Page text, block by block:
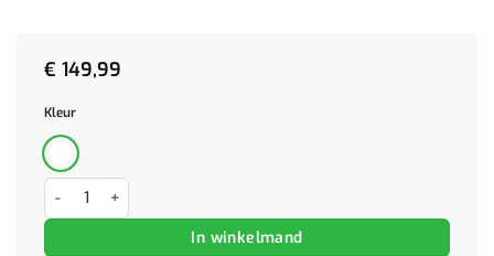
€ 149,99
Kleur
TV-kast Walnotenhout 105 x 33,5 x 46 cm Massief Mango Hout
In winkelmand